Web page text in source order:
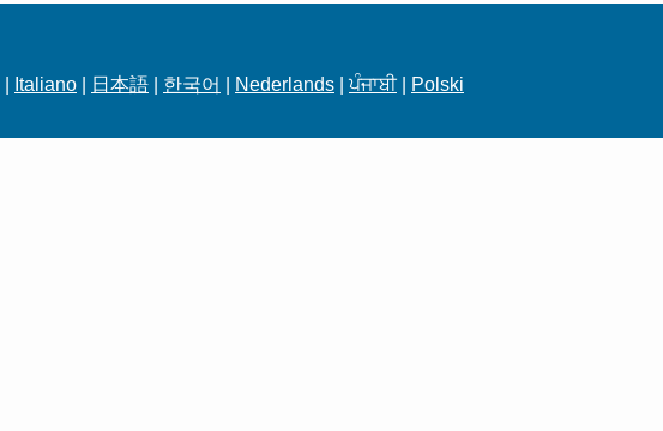
Italiano 日本語 한국어 Nederlands |ਪੰਜਾਬੀ|
Polski